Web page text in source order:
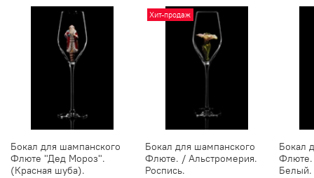
Бокал для шампанского
Флюте "Дед Мороз".
(Красная шуба).
Хит-продаж
Бокал для шампанского
Флюте. / Альстромерия.
Роспись.
Бокал
Флюте.
Белый.